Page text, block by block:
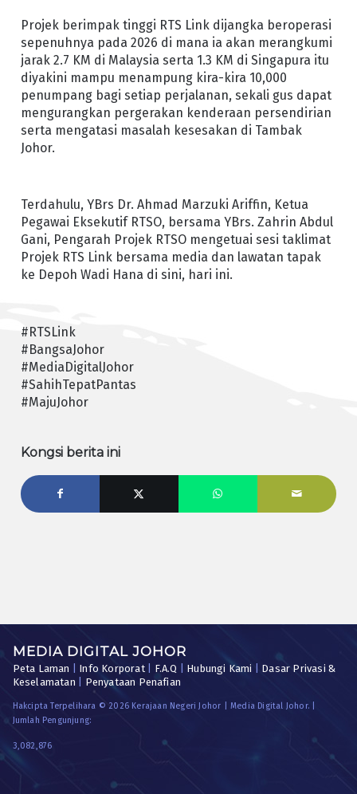
Projek berimpak tinggi RTS Link dijangka beroperasi
sepenuhnya pada 2026 di mana ia akan merangkumi
jarak 2.7 KM di Malaysia serta 1.3 KM di Singapura itu
diyakini mampu menampung kira-kira 10,000
penumpang bagi setiap perjalanan, sekali gus dapat
mengurangkan pergerakan kenderaan persendirian
serta mengatasi masalah kesesakan di Tambak
Johor.
Terdahulu, YBrs Dr. Ahmad Marzuki Ariffin, Ketua
Pegawai Eksekutif RTSO, bersama YBrs. Zahrin Abdul
Gani, Pengarah Projek RTSO mengetuai sesi taklimat
Projek RTS Link bersama media dan lawatan tapak
ke Depoh Wadi Hana di sini, hari ini.
#RTSLink
#BangsaJohor
#MediaDigitalJohor
#SahihTepatPantas
#MajuJohor
Kongsi berita ini
MEDIA DIGITAL JOHOR
Peta Laman Info Korporat| F.A.Q Hubungi Kami
Dasar Privasi &
Keselamatan
Penyataan Penafian
Hakcipta Terpelihara © 2026 Kerajaan Negeri Johor | Media Digital Johor. |
Jumlah Pengunjung:
3,082,876